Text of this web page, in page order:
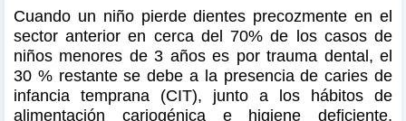
Cuando un niño pierde dientes precozmente en el
sector anterior en cerca del 70% de los casos de
niños menores de 3 años es por trauma dental, el
30 % restante se debe a la presencia de caries de
infancia temprana (CIT), junto a los hábitos de
alimentación cariogénica e higiene deficiente,